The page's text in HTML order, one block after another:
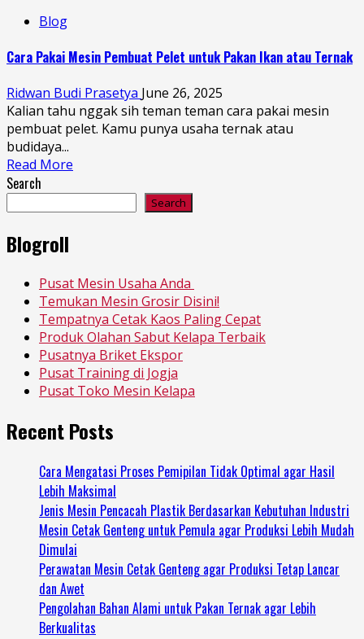
Blog
Cara Pakai Mesin Pembuat Pelet untuk Pakan Ikan atau Ternak
Ridwan Budi Prasetya June 26, 2025
Kalian tahu nggak sih teman teman cara pakai mesin
pembuat pelet. Kamu punya usaha ternak atau
budidaya...
Read More
Search
Search
Blogroll
Pusat Mesin Usaha Anda
Temukan Mesin Grosir Disini!
Tempatnya Cetak Kaos Paling Cepat
Produk Olahan Sabut Kelapa Terbaik
Pusatnya Briket Ekspor
Pusat Training di Jogja
Pusat Toko Mesin Kelapa
Recent Posts
Cara Mengatasi Proses Pemipilan Tidak Optimal agar Hasil
Lebih Maksimal
Jenis Mesin Pencacah Plastik Berdasarkan Kebutuhan Industri
Mesin Cetak Genteng untuk Pemula agar Produksi Lebih Mudah
Dimulai
Perawatan Mesin Cetak Genteng agar Produksi Tetap Lancar
dan Awet
Pengolahan Bahan Alami untuk Pakan Ternak agar Lebih
Berkualitas